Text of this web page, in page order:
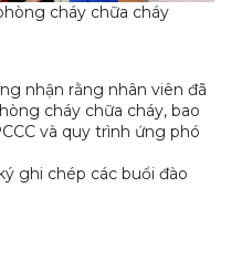
cháy chữa cháy
nhận rằng nhân viên đã
cháy chữa cháy, bao
và quy trình ứng phó
ghi chép các buổi đào